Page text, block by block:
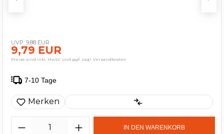
9,88 EUR
9,79 EUR
Preise sind inkl. MwSt. und ggf. zzgl. Versandkosten
7-10 Tage
Merken
IN DEN WARENKORB